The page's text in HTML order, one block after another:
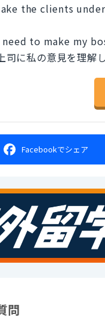
the clients
to make my
司に私の意見を理解
Facebookでシェア
問